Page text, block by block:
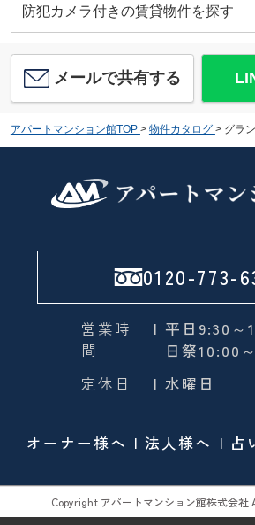
防犯カメラ付きの賃貸物件を探す
メールで共有する
アパートマンション館TOP > 物件カタログ > グラ
0120-773-
営業時
間
| 平日9:30～
日祭10:00
定休日
| 水曜日
オーナー様へ 法人様へ 占
Copyright アパートマンション館株式会社